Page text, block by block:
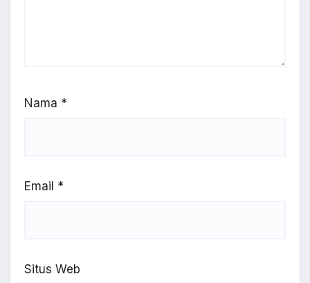
Nama *
Email *
Situs Web